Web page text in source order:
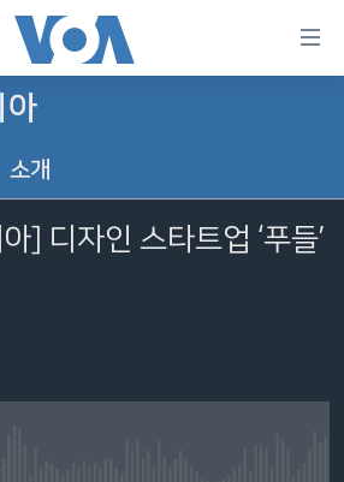
아
소개
] 디자인 스타트업 ‘푸들’